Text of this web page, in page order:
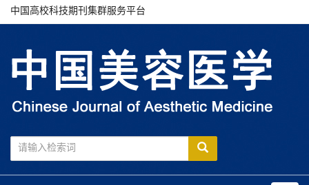
中国高校科技期刊集群服务平台